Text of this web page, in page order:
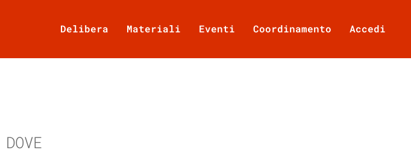
Delibera Materiali Eventi Coordinamento Accedi
DOVE